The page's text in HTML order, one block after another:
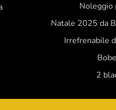
Noleggio
Natale 2025 da
Irrefrenabile
2